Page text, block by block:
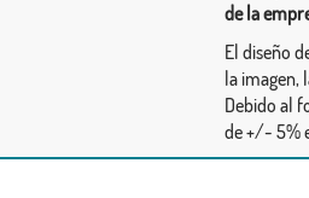
de la
El diseño
la imagen,
Debido al
de +/- 5%